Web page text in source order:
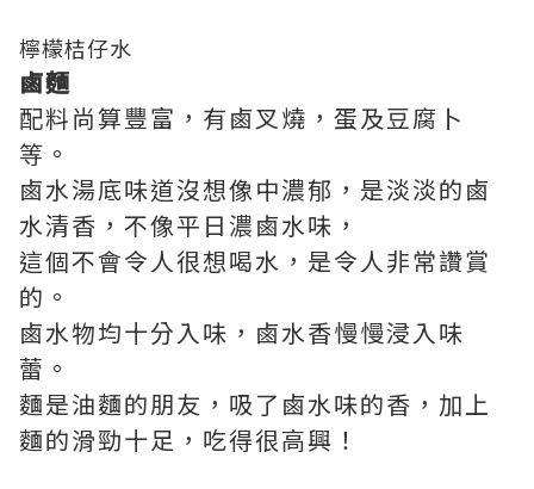
檸檬桔仔水
鹵麵
配料尚算豐富，有鹵叉燒，蛋及豆腐卜
等。
鹵水湯底味道沒想像中濃郁，是淡淡的鹵
水清香，不像平日濃鹵水味，
這個不會令人很想喝水，是令人非常讚賞
的。
鹵水物均十分入味，鹵水香慢慢浸入味
蕾。
麵是油麵的朋友，吸了鹵水味的香，加上
麵的滑勁十足，吃得很高興！